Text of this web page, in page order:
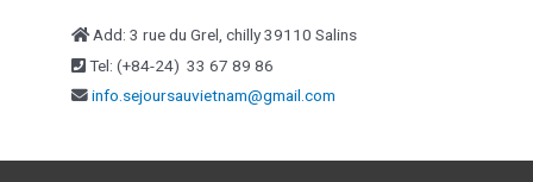
Add: 3 rue du Grel, chilly 39110 Salins
Tel: (+84-24) 33 67 89 86
info.sejoursauvietnam@gmail.com